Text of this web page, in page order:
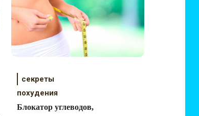
секреты
похудения
Блокатор углеводов,